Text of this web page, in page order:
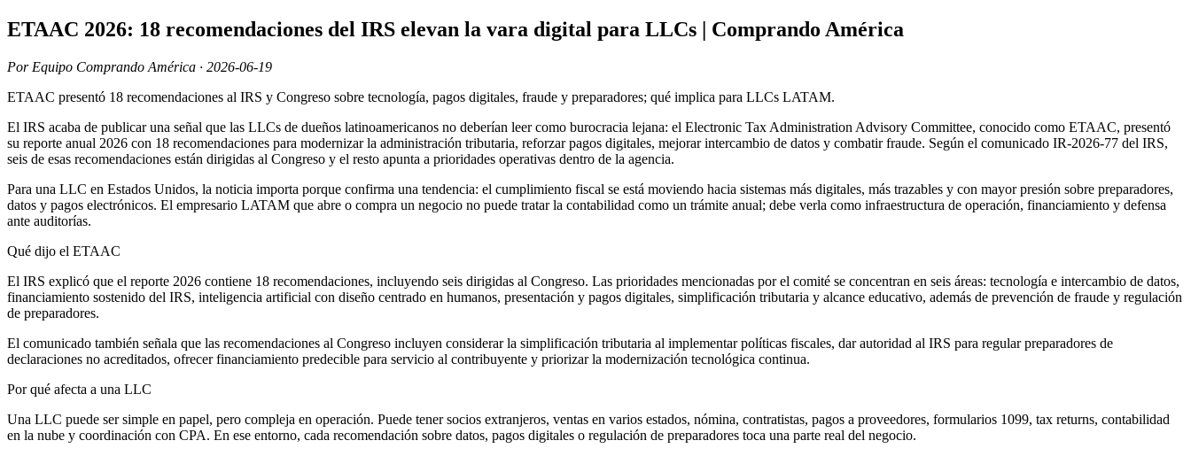
ETAAC 2026: 18 recomendaciones del IRS elevan la vara digital para LLCs | Comprando América
Por Equipo Comprando América · 2026-06-19
ETAAC presentó 18 recomendaciones al IRS y Congreso sobre tecnología, pagos digitales, fraude y preparadores; qué implica para LLCs LATAM.
El IRS acaba de publicar una señal que las LLCs de dueños latinoamericanos no deberían leer como burocracia lejana: el Electronic Tax Administration Advisory Committee, conocido como ETAAC, presentó
su reporte anual 2026 con 18 recomendaciones para modernizar la administración tributaria, reforzar pagos digitales, mejorar intercambio de datos y combatir fraude. Según el comunicado IR-2026-77 del IRS,
seis de esas recomendaciones están dirigidas al Congreso y el resto apunta a prioridades operativas dentro de la agencia.
Para una LLC en Estados Unidos, la noticia importa porque confirma una tendencia: el cumplimiento fiscal se está moviendo hacia sistemas más digitales, más trazables y con mayor presión sobre preparadores,
datos y pagos electrónicos. El empresario LATAM que abre o compra un negocio no puede tratar la contabilidad como un trámite anual; debe verla como infraestructura de operación, financiamiento y defensa
ante auditorías.
Qué dijo el ETAAC
El IRS explicó que el reporte 2026 contiene 18 recomendaciones, incluyendo seis dirigidas al Congreso. Las prioridades mencionadas por el comité se concentran en seis áreas: tecnología e intercambio de datos,
financiamiento sostenido del IRS, inteligencia artificial con diseño centrado en humanos, presentación y pagos digitales, simplificación tributaria y alcance educativo, además de prevención de fraude y regulación
de preparadores.
El comunicado también señala que las recomendaciones al Congreso incluyen considerar la simplificación tributaria al implementar políticas fiscales, dar autoridad al IRS para regular preparadores de
declaraciones no acreditados, ofrecer financiamiento predecible para servicio al contribuyente y priorizar la modernización tecnológica continua.
Por qué afecta a una LLC
Una LLC puede ser simple en papel, pero compleja en operación. Puede tener socios extranjeros, ventas en varios estados, nómina, contratistas, pagos a proveedores, formularios 1099, tax returns, contabilidad
en la nube y coordinación con CPA. En ese entorno, cada recomendación sobre datos, pagos digitales o regulación de preparadores toca una parte real del negocio.